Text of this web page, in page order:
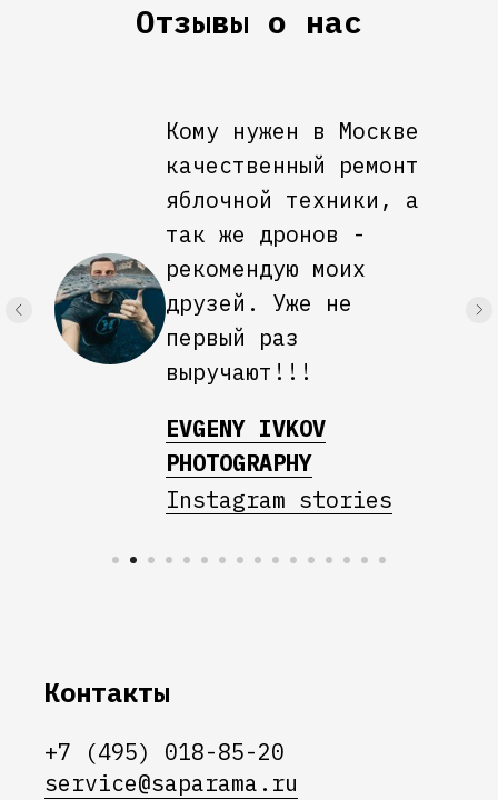
Отзывы о нас
Кому нужен в Москве
качественный ремонт
яблочной техники, а
так же дронов -
рекомендую моих
друзей. Уже не
первый раз
выручают!!!
EVGENY IVKOV
PHOTOGRAPHY
Instagram stories
Контакты
+7 (495) 018-85-20
service@saparama.ru